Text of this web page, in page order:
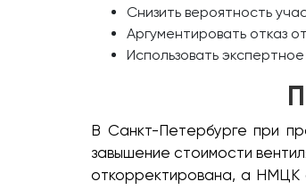
Снизить вероятность
Аргументировать отказ
Использовать
В Санкт-Петербурге при
завышение стоимости
откорректирована, а НМЦК